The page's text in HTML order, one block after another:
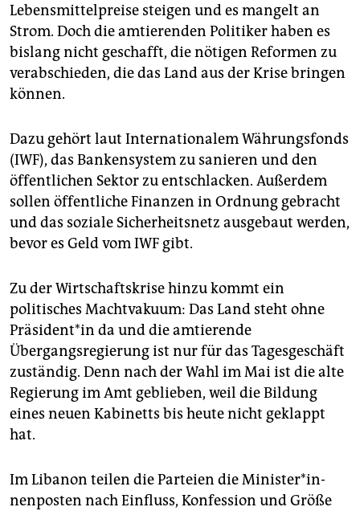
Lebensmittelpreise steigen und es mangelt an
Strom. Doch die amtierenden Politiker haben es
bislang nicht geschafft, die nötigen Reformen zu
verabschieden, die das Land aus der Krise bringen
können.
Dazu gehört laut Internationalem Währungsfonds
(IWF), das Bankensystem zu sanieren und den
öffentlichen Sektor zu entschlacken. Außerdem
sollen öffentliche Finanzen in Ordnung gebracht
und das soziale Sicherheitsnetz ausgebaut werden,
bevor es Geld vom IWF gibt.
Zu der Wirtschaftskrise hinzu kommt ein
politisches Machtvakuum: Das Land steht ohne
Prä­si­den­t*in da und die amtierende
Übergangsregierung ist nur für das Tagesgeschäft
zuständig. Denn nach der Wahl im Mai ist die alte
Regierung im Amt geblieben, weil die Bildung
eines neuen Kabinetts bis heute nicht geklappt
hat.
Im Libanon teilen die Parteien die Mi­nis­te­r*in­
nen­pos­ten nach Einfluss, Konfession und Größe